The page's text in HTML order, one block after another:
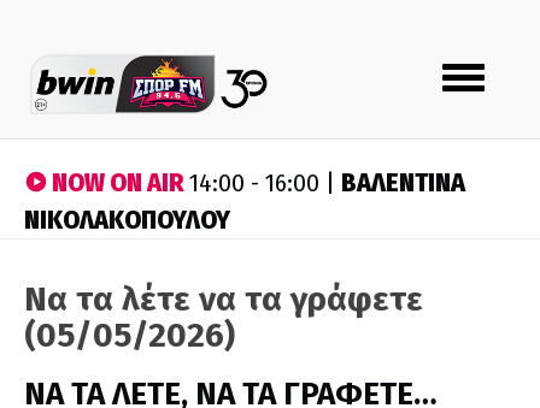
Toggle
navigation
NOW ON AIR14:00 - 16:00 | ΒΑΛΕΝΤΙΝΑ
ΝΙΚΟΛΑΚΟΠΟΥΛΟΥ
Να τα λέτε να τα γράφετε
(05/05/2026)
ΝΑ ΤΑ ΛΕΤΕ, ΝΑ ΤΑ ΓΡΑΦΕΤΕ…